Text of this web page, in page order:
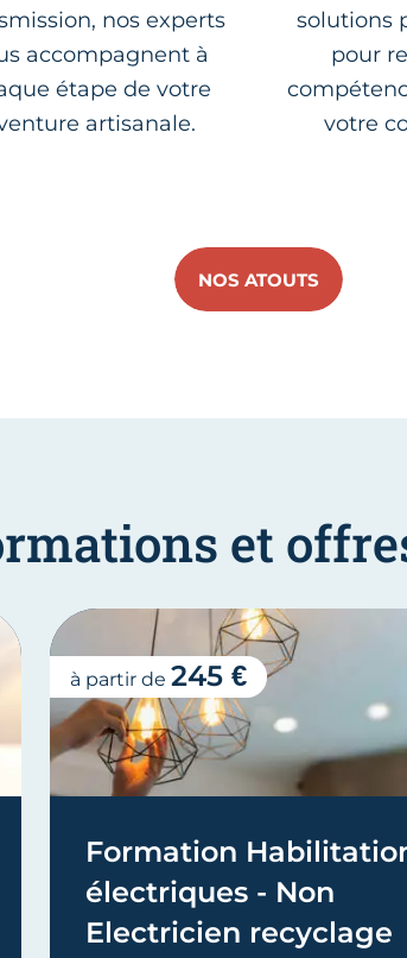
nos experts
accompagnent à
étape de votre
artisanale.
solutions
pour
votre
NOS ATOUTS
et
Formation
électriques - Non
Electricien recyclage
à partir de 245 €